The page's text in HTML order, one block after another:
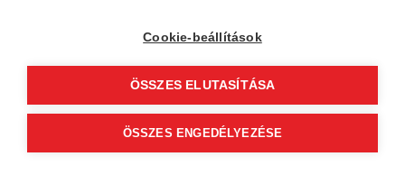
Cookie-beállítások
ÖSSZES ELUTASÍTÁSA
ÖSSZES ENGEDÉLYEZÉSE